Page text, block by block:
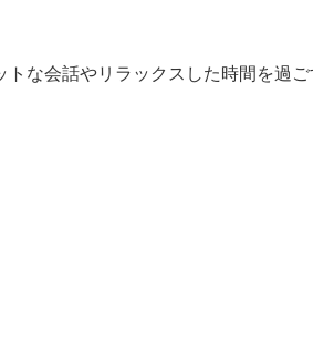
な会話やリラックスした時間を過